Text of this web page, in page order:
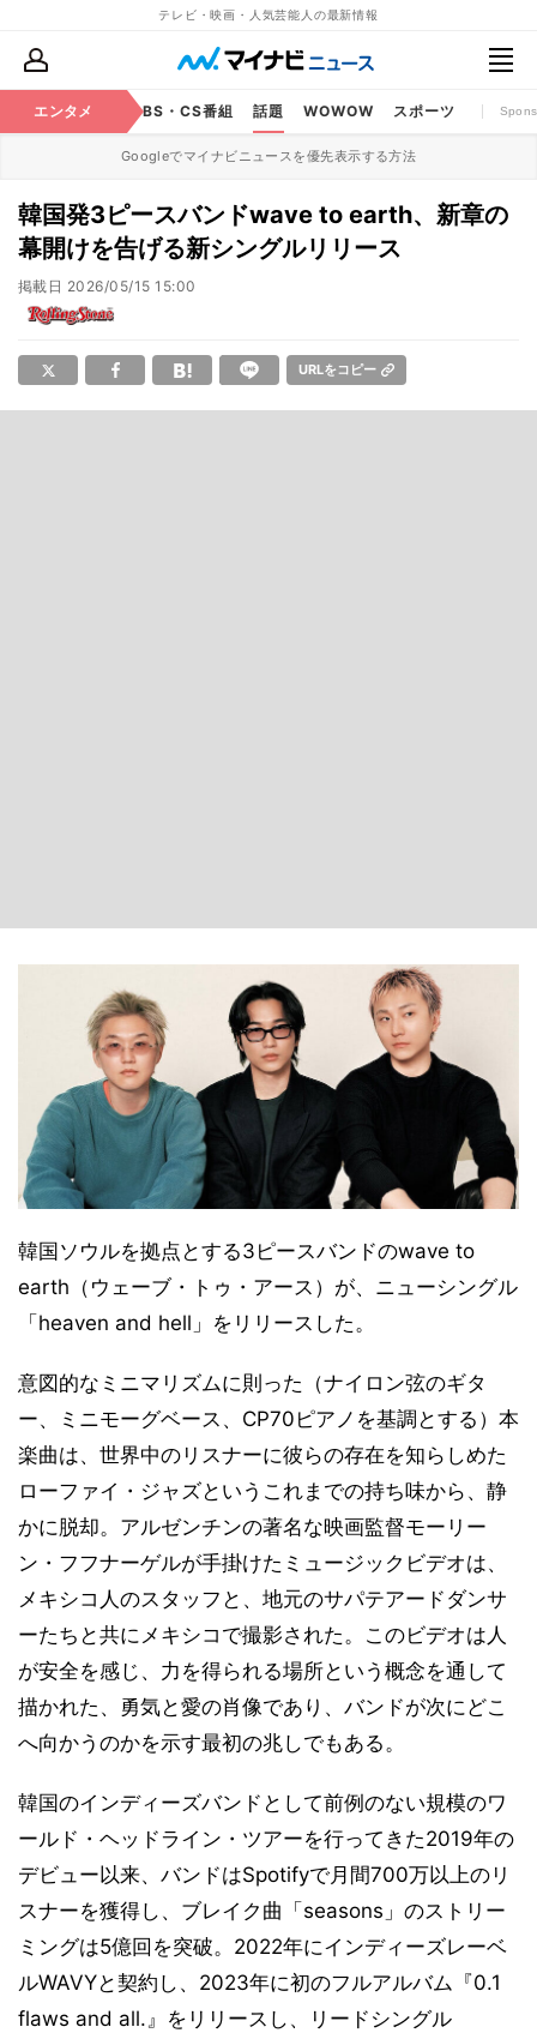
テレビ・映画・人気芸能人の最新情報
エンタメ
映画 YouTube BS・CS番組 話題 WOWOW スポーツ
Googleでマイナビニュースを優先表示する方法
韓国発3ピースバンドwave to earth、新章の
幕開けを告げる新シングルリリース
掲載日 2026/05/15 15:00
URLをコピー
韓国ソウルを拠点とする3ピースバンドのwave to
earth（ウェーブ・トゥ・アース）が、ニューシングル
「heaven and hell」をリリースした。
意図的なミニマリズムに則った（ナイロン弦のギタ
ー、ミニモーグベース、CP70ピアノを基調とする）本
楽曲は、世界中のリスナーに彼らの存在を知らしめた
ローファイ・ジャズというこれまでの持ち味から、静
かに脱却。アルゼンチンの著名な映画監督モーリー
ン・フフナーゲルが手掛けたミュージックビデオは、
メキシコ人のスタッフと、地元のサパテアードダンサ
ーたちと共にメキシコで撮影された。このビデオは人
が安全を感じ、力を得られる場所という概念を通して
描かれた、勇気と愛の肖像であり、バンドが次にどこ
へ向かうのかを示す最初の兆しでもある。
韓国のインディーズバンドとして前例のない規模のワ
ールド・ヘッドライン・ツアーを行ってきた2019年の
デビュー以来、バンドはSpotifyで月間700万以上のリ
スナーを獲得し、ブレイク曲「seasons」のストリー
ミングは5億回を突破。2022年にインディーズレーベ
ルWAVYと契約し、2023年に初のフルアルバム『0.1
flaws and all.』をリリースし、リードシングル